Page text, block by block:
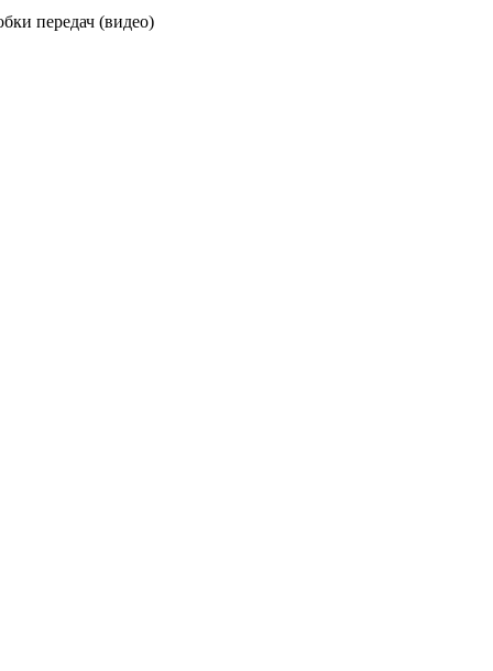
передач (видео)